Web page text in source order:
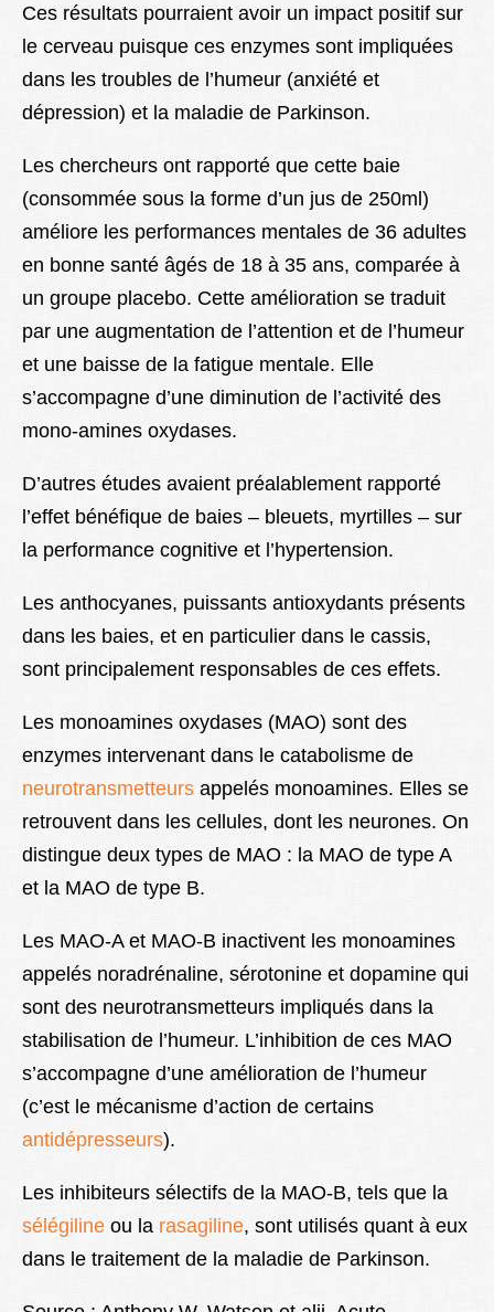
Ces résultats pourraient avoir un impact positif sur
le cerveau puisque ces enzymes sont impliquées
dans les troubles de l’humeur (anxiété et
dépression) et la maladie de Parkinson.
Les chercheurs ont rapporté que cette baie
(consommée sous la forme d’un jus de 250ml)
améliore les performances mentales de 36 adultes
en bonne santé âgés de 18 à 35 ans, comparée à
un groupe placebo. Cette amélioration se traduit
par une augmentation de l’attention et de l’humeur
et une baisse de la fatigue mentale. Elle
s’accompagne d’une diminution de l’activité des
mono-amines oxydases.
D’autres études avaient préalablement rapporté
l’effet bénéfique de baies – bleuets, myrtilles – sur
la performance cognitive et l’hypertension.
Les anthocyanes, puissants antioxydants présents
dans les baies, et en particulier dans le cassis,
sont principalement responsables de ces effets.
Les monoamines oxydases (MAO) sont des
enzymes intervenant dans le catabolisme de
neurotransmetteurs appelés monoamines. Elles se
retrouvent dans les cellules, dont les neurones. On
distingue deux types de MAO : la MAO de type A
et la MAO de type B.
Les MAO-A et MAO-B inactivent les monoamines
appelés noradrénaline, sérotonine et dopamine qui
sont des neurotransmetteurs impliqués dans la
stabilisation de l’humeur. L’inhibition de ces MAO
s’accompagne d’une amélioration de l’humeur
(c’est le mécanisme d’action de certains
antidépresseurs).
Les inhibiteurs sélectifs de la MAO-B, tels que la
sélégiline ou la rasagiline, sont utilisés quant à eux
dans le traitement de la maladie de Parkinson.